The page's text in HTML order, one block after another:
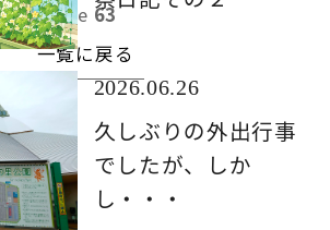
line 63
一覧に戻る
2026.06.26
久しぶりの外出行事
でしたが、しか
し・・・